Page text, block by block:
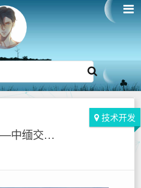
怒江行二十一天——中缅交界独龙江
技术开发